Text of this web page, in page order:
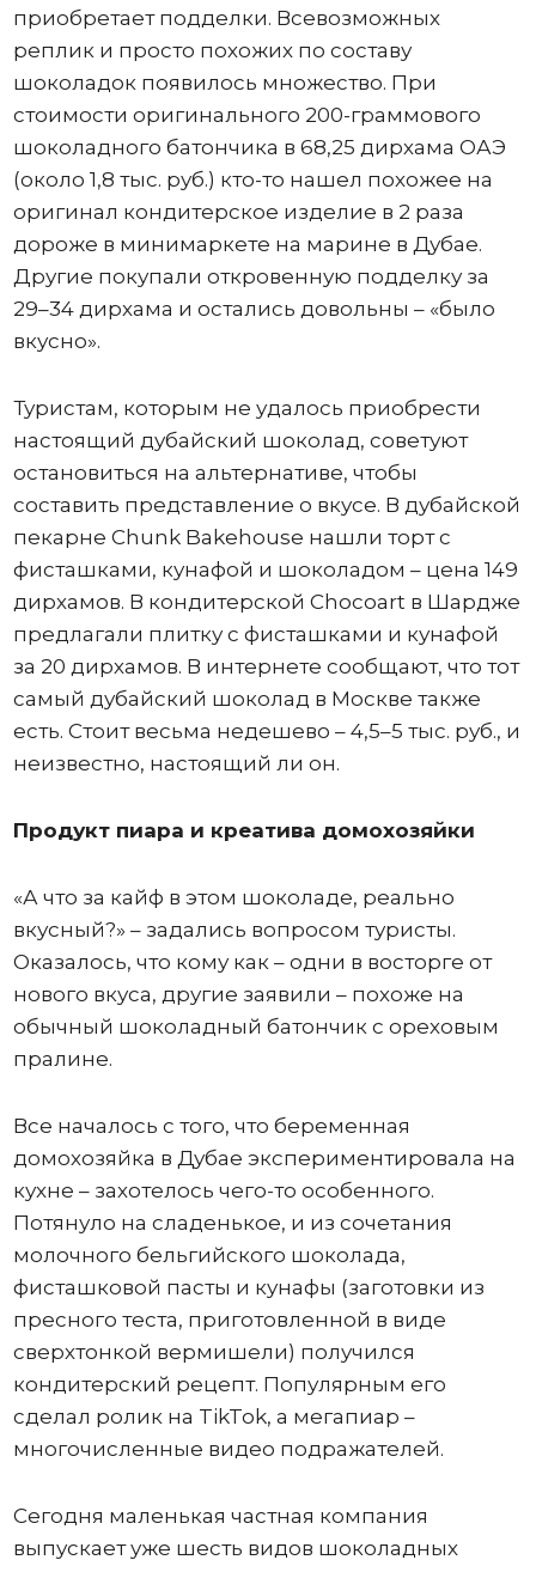
приобретает подделки. Всевозможных
реплик и просто похожих по составу
шоколадок появилось множество. При
стоимости оригинального 200-граммового
шоколадного батончика в 68,25 дирхама ОАЭ
(около 1,8 тыс. руб.) кто-то нашел похожее на
оригинал кондитерское изделие в 2 раза
дороже в минимаркете на марине в Дубае.
Другие покупали откровенную подделку за
29–34 дирхама и остались довольны – «было
вкусно».
Туристам, которым не удалось приобрести
настоящий дубайский шоколад, советуют
остановиться на альтернативе, чтобы
составить представление о вкусе. В дубайской
пекарне Chunk Bakehouse нашли торт с
фисташками, кунафой и шоколадом – цена 149
дирхамов. В кондитерской Chocoart в Шардже
предлагали плитку с фисташками и кунафой
за 20 дирхамов. В интернете сообщают, что тот
самый дубайский шоколад в Москве также
есть. Стоит весьма недешево – 4,5–5 тыс. руб., и
неизвестно, настоящий ли он.
Продукт пиара и креатива домохозяйки
«А что за кайф в этом шоколаде, реально
вкусный?» – задались вопросом туристы.
Оказалось, что кому как – одни в восторге от
нового вкуса, другие заявили – похоже на
обычный шоколадный батончик с ореховым
пралине.
Все началось с того, что беременная
домохозяйка в Дубае экспериментировала на
кухне – захотелось чего-то особенного.
Потянуло на сладенькое, и из сочетания
молочного бельгийского шоколада,
фисташковой пасты и кунафы (заготовки из
пресного теста, приготовленной в виде
сверхтонкой вермишели) получился
кондитерский рецепт. Популярным его
сделал ролик на TikTok, а мегапиар –
многочисленные видео подражателей.
Сегодня маленькая частная компания
выпускает уже шесть видов шоколадных